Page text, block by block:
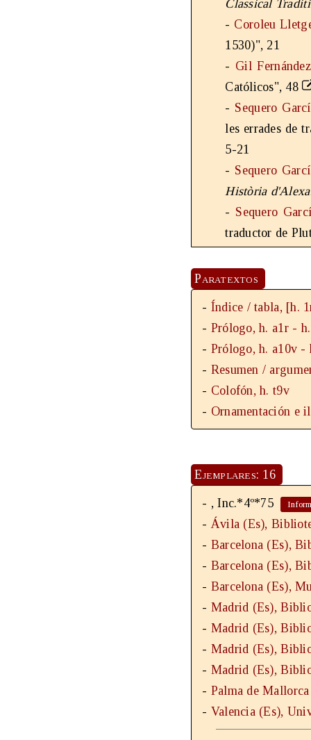
Classical
- Coroleu
1530)", 21
- Gil
Católicos", 48
- Sequero
les errades de
5-21
- Sequero
Història
- Sequero
traductor de
Paratextos
- Índice / tabla, [h.
- Prólogo, h. a1r -
- Prólogo, h. a10v -
- Resumen /
- Colofón, h. t9v
- Ornamentación e
Ejemplares: 16
- , Inc.*4º*75
- Ávila (Es),
- Barcelona (Es),
- Barcelona (Es),
- Barcelona (Es),
- Madrid (Es),
- Madrid (Es),
- Madrid (Es),
- Madrid (Es),
- Palma de
- Valencia (Es),